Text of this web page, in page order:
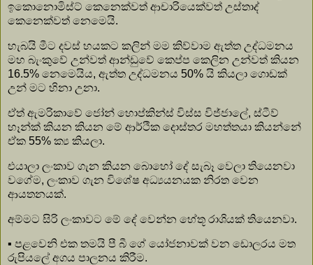
ඉකොනොමිස්ට් කෙනෙක්වත් ආචාරියෙක්වත් උස්තාද්
කෙනෙක්වත් නෙමෙයි.
හැබයි මීට දවස් හයකට කලින් මම කිව්වාම ඇත්ත උද්ධමනය
මහ බැංකුවේ උන්වත් ආන්ඩුවේ කෙප්ප කෙලින උන්වත් කියන
16.5% නෙමෙයිය, ඇත්ත උද්ධමනය 50% යි කියලා ගොඩක්
උන් මට හිනා උනා.
ඒත් ඇමරිකාවේ ජෝන් හොප්කින්ස් විස්ස විජ්ජාලේ, ස්ටීව්
හෑන්ක් කියන කියන මේ ආර්ථික දොස්තර මහත්තයා කියන්නේ
ඒක 55% ක්‍ය කියලා.
එයාලා ලංකාව ගැන කියන බොහෝ දේ සැබෑ වෙලා තියෙනවා
වගේම, ලංකාව ගැන විශේෂ අධ්‍යයනයක නිරත වෙන
ආයතනයක්.
අම්මට සිරි ලංකාවට මේ දේ වෙන්න හේතූ රාශියක් තියෙනවා.
▪️ පළවෙනි එක තමයි පී බී ගේ යෝජනාවක් වන ඩොලරය මත
රුපියලේ අගය පාලනය කිරීම.